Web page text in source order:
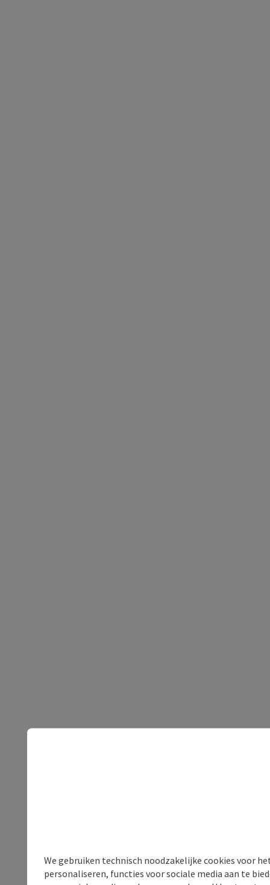
We gebruiken technisch noodzakelijke cookies voor
personaliseren, functies voor sociale media aan te